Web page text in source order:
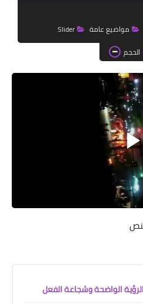
خواطر بالعامية
خواطر بالفصحى
خواطر قصصية
صور
علوم وبحوث
فيديو
مجرد راى
منوعات
مواضيع عامة
Slider
الحجم
الواضحة وشجاعة الفعل